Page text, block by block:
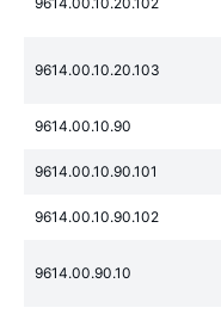
9614.00.10.20.103
9614.00.10.90
9614.00.10.90.101
9614.00.10.90.102
9614.00.90.10